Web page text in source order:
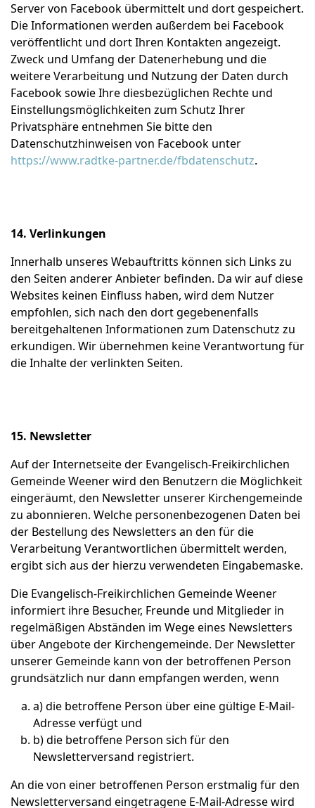
Server von Facebook übermittelt und dort gespeichert.
Die Informationen werden außerdem bei Facebook
veröffentlicht und dort Ihren Kontakten angezeigt.
Zweck und Umfang der Datenerhebung und die
weitere Verarbeitung und Nutzung der Daten durch
Facebook sowie Ihre diesbezüglichen Rechte und
Einstellungsmöglichkeiten zum Schutz Ihrer
Privatsphäre entnehmen Sie bitte den
Datenschutzhinweisen von Facebook unter
https://www.radtke-partner.de/fbdatenschutz.
14. Verlinkungen
Innerhalb unseres Webauftritts können sich Links zu
den Seiten anderer Anbieter befinden. Da wir auf diese
Websites keinen Einfluss haben, wird dem Nutzer
empfohlen, sich nach den dort gegebenenfalls
bereitgehaltenen Informationen zum Datenschutz zu
erkundigen. Wir übernehmen keine Verantwortung für
die Inhalte der verlinkten Seiten.
15. Newsletter
Auf der Internetseite der Evangelisch-Freikirchlichen
Gemeinde Weener wird den Benutzern die Möglichkeit
eingeräumt, den Newsletter unserer Kirchengemeinde
zu abonnieren. Welche personenbezogenen Daten bei
der Bestellung des Newsletters an den für die
Verarbeitung Verantwortlichen übermittelt werden,
ergibt sich aus der hierzu verwendeten Eingabemaske.
Die Evangelisch-Freikirchlichen Gemeinde Weener
informiert ihre Besucher, Freunde und Mitglieder in
regelmäßigen Abständen im Wege eines Newsletters
über Angebote der Kirchengemeinde. Der Newsletter
unserer Gemeinde kann von der betroffenen Person
grundsätzlich nur dann empfangen werden, wenn
a) die betroffene Person über eine gültige E-Mail-
Adresse verfügt und
b) die betroffene Person sich für den
Newsletterversand registriert.
An die von einer betroffenen Person erstmalig für den
Newsletterversand eingetragene E-Mail-Adresse wird